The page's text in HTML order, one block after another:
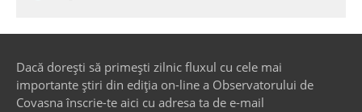
Dacă dorești să primești zilnic fluxul cu cele mai
importante știri din ediția on-line a Observatorului de
Covasna înscrie-te aici cu adresa ta de e-mail